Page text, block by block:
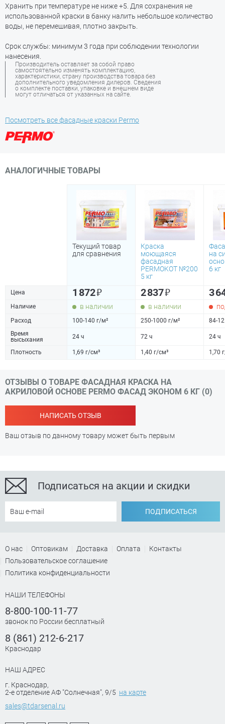
Хранить при температуре не ниже +5. Для сохранения не
использованной краски в банку налить небольшое количество
воды, не перемешивая, плотно закрыть.
Срок службы: минимум 3 года при соблюдении технологии
нанесения.
Производитель оставляет за собой право
самостоятельно изменять комплектацию,
характеристики, страну производства товара без
дополнительного уведомления дилеров. Сведения
о комплекте поставки, упаковке и внешнем виде
могут отличаться от указанных на сайте.
Посмотреть все фасадные краски Permo
АНАЛОГИЧНЫЕ ТОВАРЫ
Текущий товар
для сравнения
Краска
моющаяся
фасадная
PERMOKOT №200
5 кг
на
6 кг
Цена 1 872₽ 2 837₽ 3
Наличие в наличии в наличии
Расход 100-140 г/м² 250-1000 г/м²
84-
Время
высыхания
24 ч 72 ч 24 ч
Плотность 1,69 г/см³ 1,40 г/см³ 1,70
ОТЗЫВЫ О ТОВАРЕ ФАСАДНАЯ КРАСКА НА
АКРИЛОВОЙ ОСНОВЕ PERMO ФАСАД ЭКОНОМ 6 КГ (0)
НАПИСАТЬ ОТЗЫВ
Ваш отзыв по данному товару может быть первым
Подписаться на акции и скидки
ПОДПИСАТЬСЯ
О нас Оптовикам Доставка Оплата
Контакты
Пользовательское соглашение
Политика конфиденциальности
НАШИ ТЕЛЕФОНЫ
8-800-100-11-77
звонок по России бесплатный
8 (861) 212-6-217
Краснодар
НАШ АДРЕС
г. Краснодар,
2-е отделение АФ "Солнечная", 9/5 на карте
sales@tdarsenal.ru